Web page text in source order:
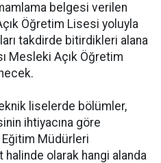
belgesi verilen
Öğretim Lisesi yoluyla
takdirde bitirdikleri alana
Mesleki Açık Öğretim
liselerde bölümler,
ihtiyacına göre
Müdürleri
olarak hangi alanda